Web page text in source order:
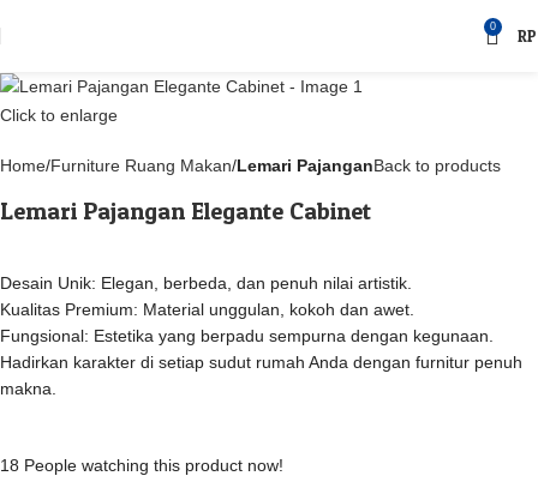
0 RP
Click to enlarge
Home Furniture Ruang Makan Lemari PajanganBack to products
Lemari Pajangan Elegante Cabinet
Desain Unik: Elegan, berbeda, dan penuh nilai artistik.
Kualitas Premium: Material unggulan, kokoh dan awet.
Fungsional: Estetika yang berpadu sempurna dengan kegunaan.
Hadirkan karakter di setiap sudut rumah Anda dengan furnitur penuh
makna.
18 People watching this product now!